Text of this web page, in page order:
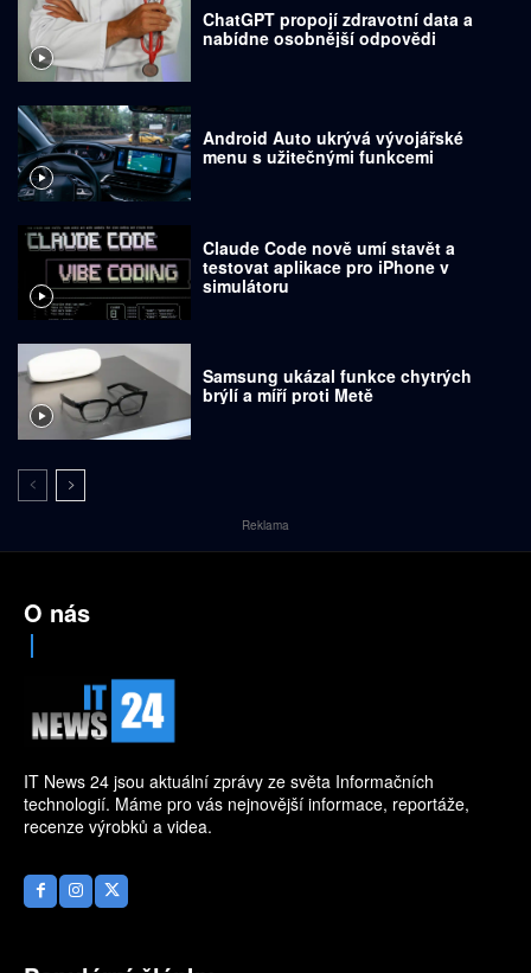
ChatGPT propojí zdravotní data a
nabídne osobnější odpovědi
Android Auto ukrývá vývojářské
menu s užitečnými funkcemi
Claude Code nově umí stavět a
testovat aplikace pro iPhone v
simulátoru
Samsung ukázal funkce chytrých
brýlí a míří proti Metě
Reklama
O nás
IT News 24 jsou aktuální zprávy ze světa Informačních
technologií. Máme pro vás nejnovější informace, reportáže,
recenze výrobků a videa.